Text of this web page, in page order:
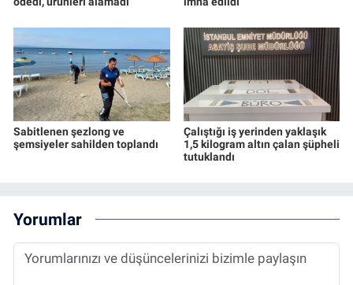
Sabitlenen şezlong ve
şemsiyeler sahilden toplandı
Çalıştığı iş yerinden yaklaşık
1,5 kilogram altın çalan şüpheli
tutuklandı
Yorumlar